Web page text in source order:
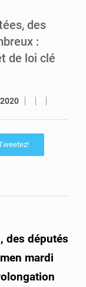
Arlit : La police d’Akokan démantèle deux réseaux criminels
des
:
de loi clé
des députés
mardi